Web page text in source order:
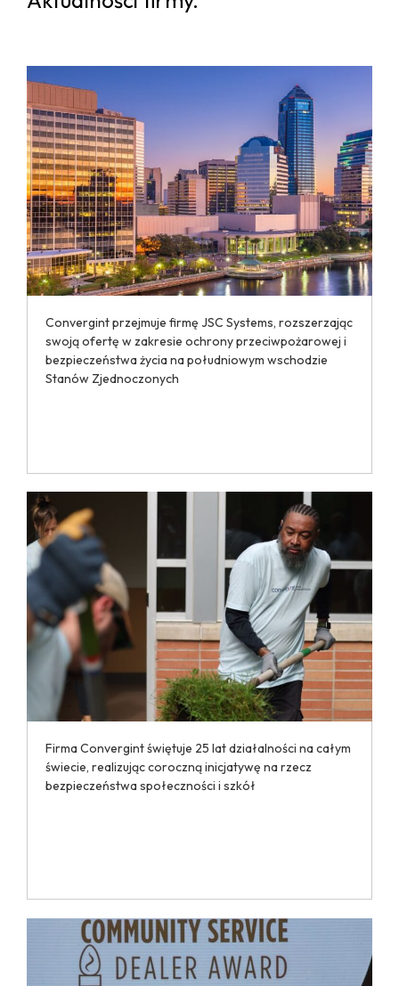
Convergint przejmuje firmę JSC Systems, rozszerzając
swoją ofertę w zakresie ochrony przeciwpożarowej i
bezpieczeństwa życia na południowym wschodzie
Stanów Zjednoczonych
Firma Convergint świętuje 25 lat działalności na całym
świecie, realizując coroczną inicjatywę na rzecz
bezpieczeństwa społeczności i szkół